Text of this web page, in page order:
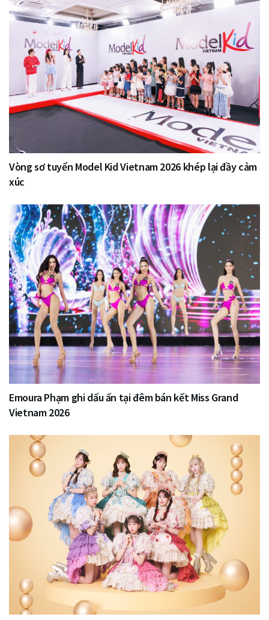
Vòng sơ tuyển Model Kid Vietnam 2026 khép lại đầy cảm
xúc
Emoura Phạm ghi dấu ấn tại đêm bán kết Miss Grand
Vietnam 2026